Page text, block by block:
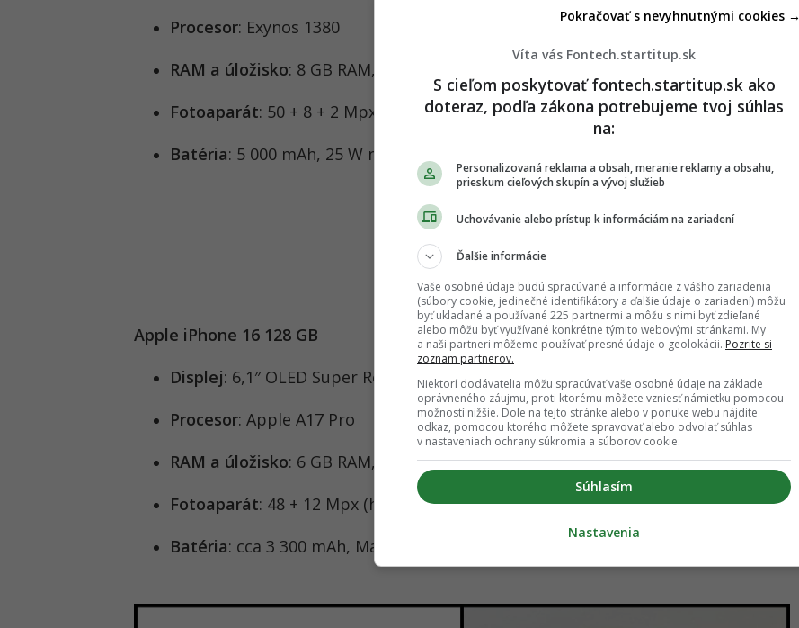
Procesor: Exynos 1380
RAM a úložisko: 8 GB RAM, 256 GB interné úložisko
Fotoaparát: 50 + 8 + 2 Mpx (hlavný + ultraširoký + makro)
Batéria: 5 000 mAh, 25 W nabíjanie
Apple iPhone 16 128 GB
Displej: 6,1″ OLED Super Retina XDR
Procesor: Apple A17 Pro
RAM a úložisko: 6 GB RAM, 128 GB úložisko
Fotoaparát: 48 + 12 Mpx (hlavný + ultraširoký)
Batéria: cca 3 300 mAh, MagSafe a 20 W nabíjanie
Víta vás Fontech.startitup.sk
S cieľom poskytovať fontech.startitup.sk ako
doteraz, podľa zákona potrebujeme tvoj súhlas
na:
Personalizovaná reklama a obsah, meranie reklamy a obsahu,
prieskum cieľových skupín a vývoj služieb
Uchovávanie alebo prístup k informáciám na zariadení
Ďalšie informácie
Vaše osobné údaje budú spracúvané a informácie z vášho zariadenia
(súbory cookie, jedinečné identifikátory a ďalšie údaje o zariadení) môžu
byť ukladané a používané 225 partnermi a môžu s nimi byť zdieľané
alebo môžu byť využívané konkrétne týmito webovými stránkami. My
a naši partneri môžeme používať presné údaje o geolokácii. Pozrite si
zoznam partnerov.
Niektorí dodávatelia môžu spracúvať vaše osobné údaje na základe
oprávneného záujmu, proti ktorému môžete vzniesť námietku pomocou
možností nižšie. Dole na tejto stránke alebo v ponuke webu nájdite
odkaz, pomocou ktorého môžete spravovať alebo odvolať súhlas
v nastaveniach ochrany súkromia a súborov cookie.
Súhlasím
Pokračovať s nevyhnutnými cookies →
Nastavenia